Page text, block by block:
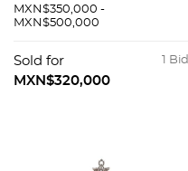
alabastro Firmada
"A. BOUCHER"
mármol
MXN$350,000 -
MXN$500,000
1 Bid
Sold for
MXN$320,000